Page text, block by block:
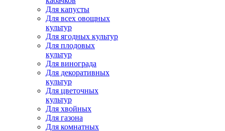
Для капусты
Для всех овощных
культур
Для ягодных культур
Для плодовых
культур
Для винограда
Для декоративных
культур
Для цветочных
культур
Для хвойных
Для газона
Для комнатных